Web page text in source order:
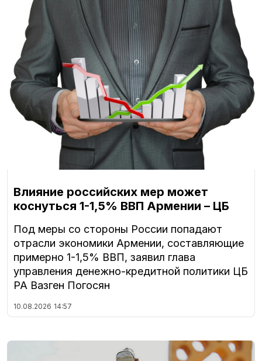
Влияние российских мер может
коснуться 1-1,5% ВВП Армении – ЦБ
Под меры со стороны России попадают
отрасли экономики Армении, составляющие
примерно 1-1,5% ВВП, заявил глава
управления денежно-кредитной политики ЦБ
РА Вазген Погосян
10.08.2026 14:57